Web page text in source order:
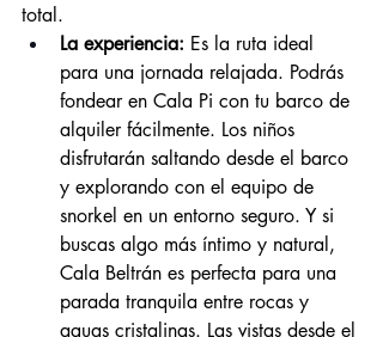
total.
La experiencia: Es la ruta ideal
para una jornada relajada. Podrás
fondear en Cala Pi con tu barco de
alquiler fácilmente. Los niños
disfrutarán saltando desde el barco
y explorando con el equipo de
snorkel en un entorno seguro. Y si
buscas algo más íntimo y natural,
Cala Beltrán es perfecta para una
parada tranquila entre rocas y
aguas cristalinas. Las vistas desde el